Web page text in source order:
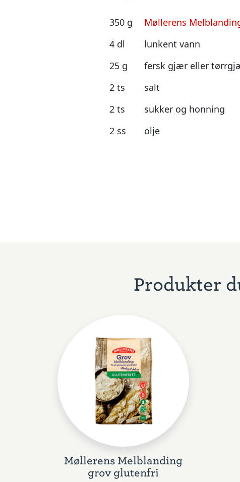
350 g
Møllerens
4 dl
lunkent vann
25 g
fersk gjær eller
2 ts
salt
2 ts
sukker og honning
2 ss
olje
Produkter
Møllerens Melblanding
grov glutenfri